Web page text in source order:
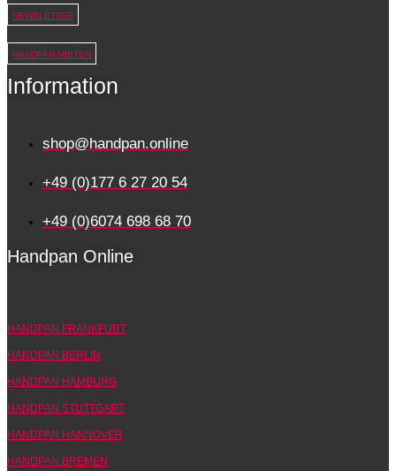
NEWSLETTER
HANDPAN MIETEN
Information
shop@handpan.online
+49 (0)177 6 27 20 54
+49 (0)6074 698 68 70
Handpan Online
HANDPAN FRANKFURT
HANDPAN BERLIN
HANDPAN HAMBURG
HANDPAN STUTTGART
HANDPAN HANNOVER
HANDPAN BREMEN